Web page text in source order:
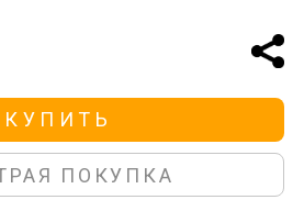
КУПИТЬ
ПОКУПКА